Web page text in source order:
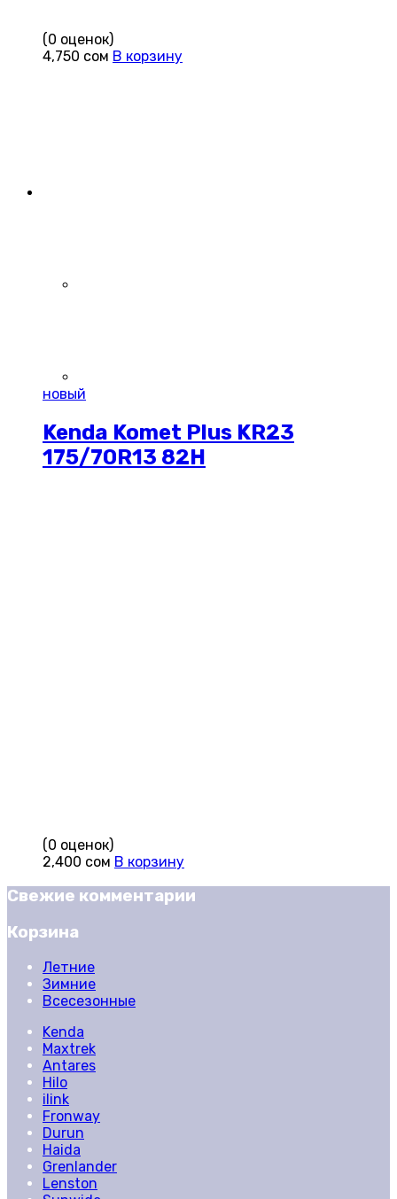
(0 оценок)
4,750 сом В корзину
новый
Kenda Komet Plus KR23
175/70R13 82H
(0 оценок)
2,400 сом В корзину
Свежие комментарии
Корзина
Летние
Зимние
Всесезонные
Kenda
Maxtrek
Antares
Hilo
ilink
Fronway
Durun
Haida
Grenlander
Lenston